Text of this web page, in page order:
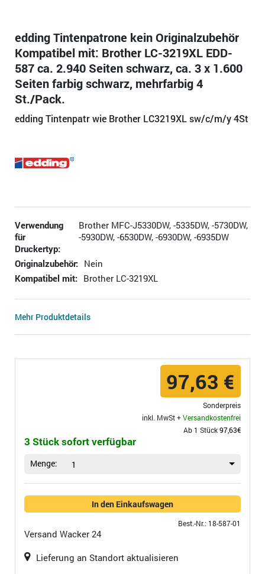
edding Tintenpatrone kein Originalzubehör
Kompatibel mit: Brother LC-3219XL EDD-
587 ca. 2.940 Seiten schwarz, ca. 3 x 1.600
Seiten farbig schwarz, mehrfarbig 4
St./Pack.
edding Tintenpatr wie Brother LC3219XL sw/c/m/y 4St
Verwendung
für
Druckertyp:
Brother MFC-J5330DW, -5335DW, -5730DW,
-5930DW, -6530DW, -6930DW, -6935DW
Originalzubehör: Nein
Kompatibel mit: Brother LC-3219XL
Mehr Produktdetails
97,63 €
Sonderpreis
inkl. MwSt +Versandkostenfrei
Ab 1 Stück97,63€
3 Stück sofort verfügbar
Menge: 1
In den Einkaufswagen
Best.-Nr.: 18-587-01
Versand Wacker 24
Lieferung an Standort aktualisieren